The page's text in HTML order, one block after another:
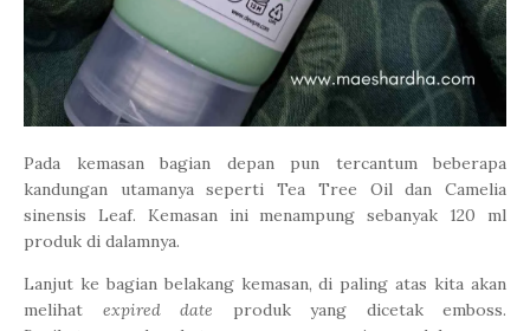
Pada kemasan bagian depan pun tercantum beberapa
kandungan utamanya seperti Tea Tree Oil dan Camelia
sinensis Leaf. Kemasan ini menampung sebanyak 120 ml
produk di dalamnya.
Lanjut ke bagian belakang kemasan, di paling atas kita akan
melihat expired date produk yang dicetak emboss.